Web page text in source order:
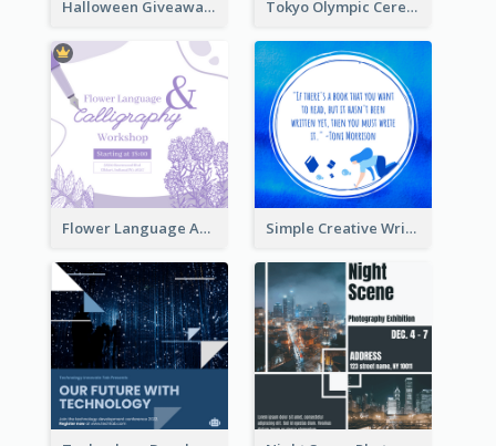
Halloween Giveaway Instagram Post Tokyo Olympic Ceremony Instagram Post
Flower Language And Calligraphy Instagram Post Simple Creative Writing Quote Instagram Post